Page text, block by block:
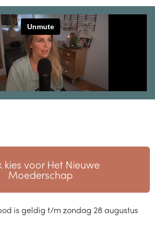
kies voor Het Nieuwe
Moederschap
is geldig t/m zondag 28 augustus